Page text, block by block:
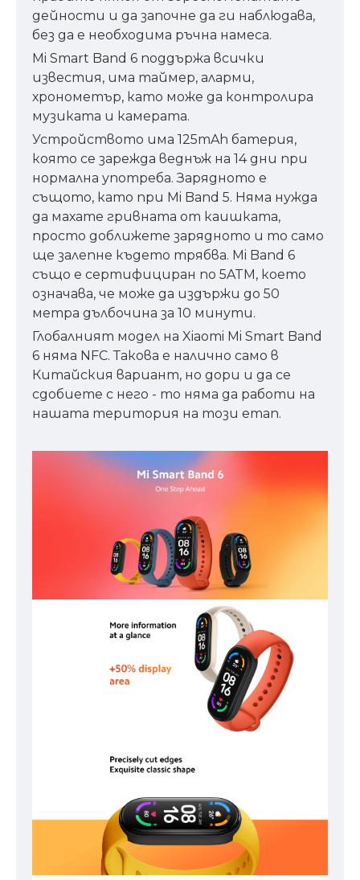
дейности и да започне да ги наблюдава,
без да е необходима ръчна намеса.
Mi Smart Band 6 поддържа всички
известия, има таймер, аларми,
хронометър, като може да контролира
музиката и камерата.
Устройството има 125mAh батерия,
която се зарежда веднъж на 14 дни при
нормална употреба. Зарядното е
същото, като при Mi Band 5. Няма нужда
да махате гривната от каишката,
просто доближете зарядното и то само
ще залепне където трябва. Mi Band 6
също е сертифициран по 5ATM, което
означава, че може да издържи до 50
метра дълбочина за 10 минути.
Глобалният модел на Xiaomi Mi Smart Band
6 няма NFC. Такова е налично само в
Китайския вариант, но дори и да се
сдобиете с него - то няма да работи на
нашата територия на този етап.